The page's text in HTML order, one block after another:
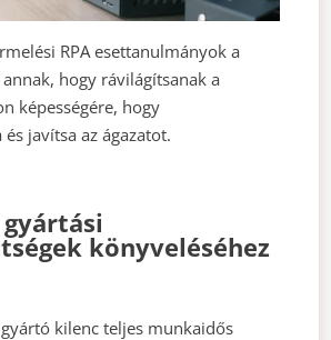
RPA esettanulmányok a
hogy rávilágítsanak a
képességére, hogy
javítsa az ágazatot.
gyártási
könyveléséhez
kilenc teljes munkaidős